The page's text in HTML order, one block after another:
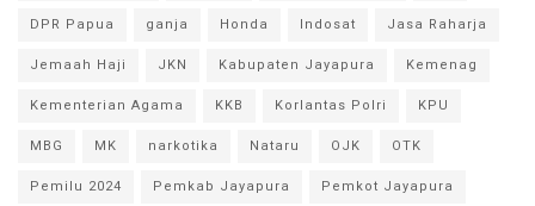
DPR Papua
ganja Honda Indosat
Jasa Raharja
Jemaah Haji
JKN Kabupaten Jayapura
Kemenag
Kementerian Agama
KKB Korlantas Polri
KPU
MBG
MK narkotika Nataru OJK
OTK
Pemilu 2024
Pemkab Jayapura
Pemkot Jayapura